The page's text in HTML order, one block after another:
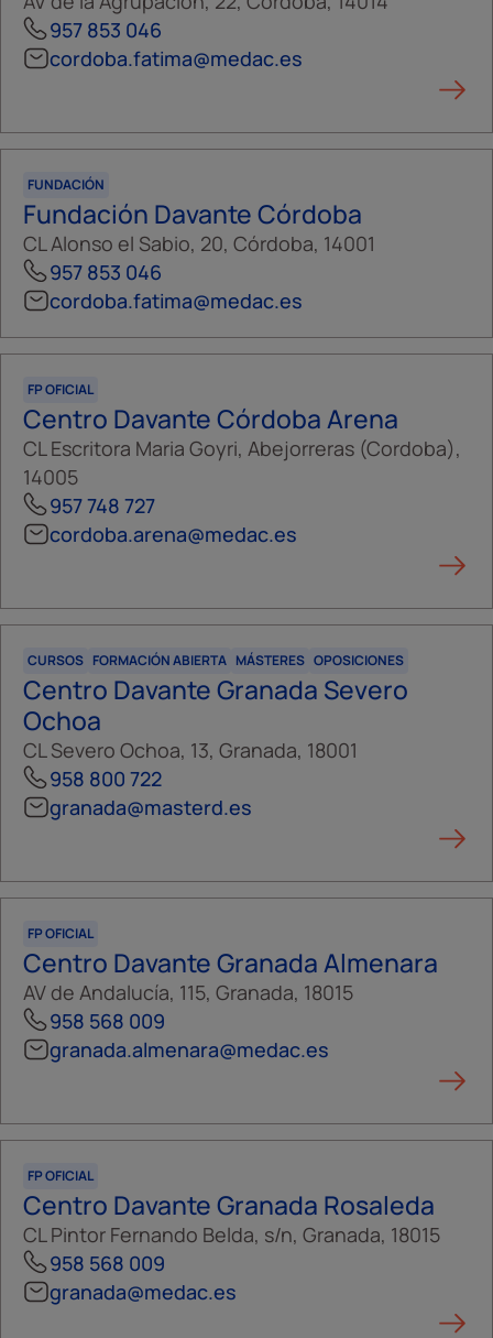
957 853 046
cordoba.fatima@medac.es
FUNDACIÓN
Fundación Davante Córdoba
CL Alonso el Sabio, 20, Córdoba, 14001
957 853 046
cordoba.fatima@medac.es
FP OFICIAL
Centro Davante Córdoba Arena
CL Escritora Maria Goyri, Abejorreras (Cordoba),
14005
957 748 727
cordoba.arena@medac.es
CURSOS FORMACIÓN ABIERTA MÁSTERES OPOSICIONES
Centro Davante Granada Severo
Ochoa
CL Severo Ochoa, 13, Granada, 18001
958 800 722
granada@masterd.es
FP OFICIAL
Centro Davante Granada Almenara
AV de Andalucía, 115, Granada, 18015
958 568 009
granada.almenara@medac.es
FP OFICIAL
Centro Davante Granada Rosaleda
CL Pintor Fernando Belda, s/n, Granada, 18015
958 568 009
granada@medac.es